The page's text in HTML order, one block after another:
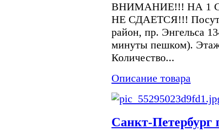
ВНИМАНИЕ!!! НА 1
НЕ СДАЕТСЯ!!!
район, пр. Энгельса
минуты пешком).
Количество...
Описание товара
Санкт-Петербург